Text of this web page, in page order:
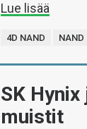
Lue lisää
4D NAND NAND
SK
muistit